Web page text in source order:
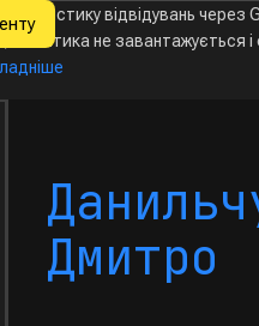
Дмитро
відвідувань через
не завантажується